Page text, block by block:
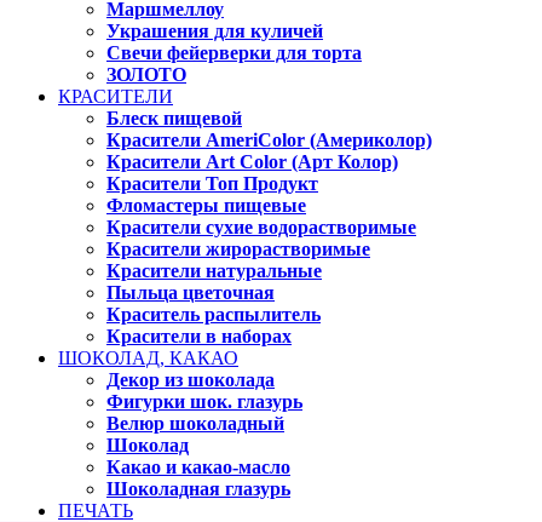
Маршмеллоу
Украшения для куличей
Свечи фейерверки для торта
ЗОЛОТО
КРАСИТЕЛИ
Блеск пищевой
Красители AmeriColor (Америколор)
Красители Art Color (Арт Колор)
Красители Топ Продукт
Фломастеры пищевые
Красители сухие водорастворимые
Красители жирорастворимые
Красители натуральные
Пыльца цветочная
Краситель распылитель
Красители в наборах
ШОКОЛАД, КАКАО
Декор из шоколада
Фигурки шок. глазурь
Велюр шоколадный
Шоколад
Какао и какао-масло
Шоколадная глазурь
ПЕЧАТЬ